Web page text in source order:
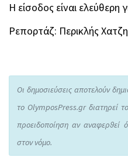
Η είσοδος είναι ελεύθερη
Ρεπορτάζ: Περικλής
Οι δημοσιεύσεις αποτελούν
το OlymposPress.gr διατηρεί
προειδοποίηση αν αναφερθεί
στον νόμο.